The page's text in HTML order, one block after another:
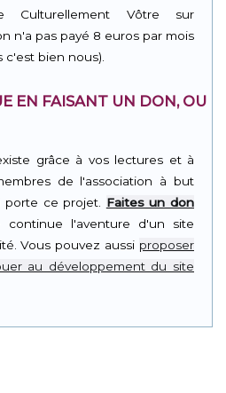
Culturellement Vôtre sur
n'a pas payé 8 euros par mois
c'est bien nous).
EN FAISANT UN DON, OU
grâce à vos lectures et à
de l'association à but
porte ce projet. Faites un don
continue l'aventure d'un site
Vous pouvez aussi proposer
au développement du site